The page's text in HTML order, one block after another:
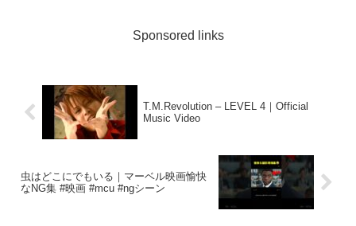
Sponsored links
T.M.Revolution – LEVEL 4｜Official
Music Video
虫はどこにでもいる｜マーベル映画愉快
なNG集 #映画 #mcu #ngシーン